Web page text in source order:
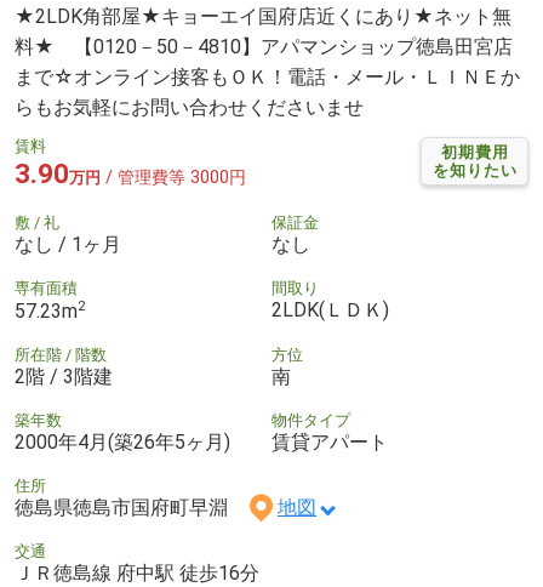
★2LDK角部屋★キョーエイ国府店近くにあり★ネット無
料★ 【0120－50－4810】アパマンショップ徳島田宮店
まで☆オンライン接客もＯＫ！電話・メール・ＬＩＮＥか
らもお気軽にお問い合わせくださいませ
初期費用
を知りたい
賃料
3.90万円 / 管理費等 3000円
敷 / 礼
なし / 1ヶ月
保証金
なし
専有面積
57.23m2
間取り
2LDK(ＬＤＫ)
所在階 / 階数
2階 / 3階建
方位
南
築年数
2000年4月(築26年5ヶ月)
物件タイプ
賃貸アパート
住所
徳島県徳島市国府町早淵 地図
交通
ＪＲ徳島線 府中駅 徒歩16分